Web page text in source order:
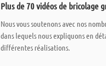
Plus de 70 vidéos de bricolage
Nous vous soutenons avec nos
dans lequels nous expliquons en
différentes réalisations.